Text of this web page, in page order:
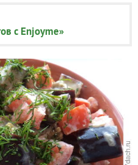
с Enjoyme»